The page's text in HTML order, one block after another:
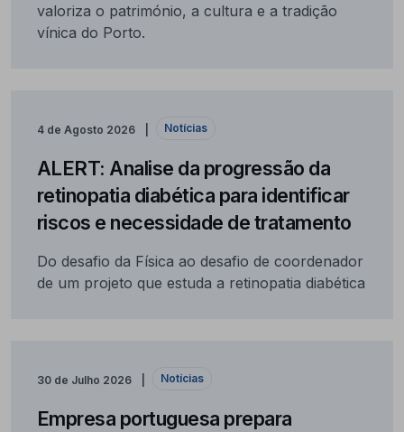
valoriza o património, a cultura e a tradição
vínica do Porto.
4 de Agosto 2026 Notícias
ALERT: Analise da progressão da
retinopatia diabética para identificar
riscos e necessidade de tratamento
Do desafio da Física ao desafio de coordenador
de um projeto que estuda a retinopatia diabética
30 de Julho 2026 Notícias
Empresa portuguesa prepara